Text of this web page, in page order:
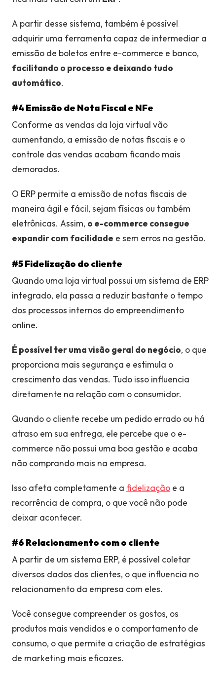
A partir desse sistema, também é possível
adquirir uma ferramenta capaz de intermediar a
emissão de boletos entre e-commerce e banco,
facilitando o processo e deixando tudo
automático.
#4 Emissão de Nota Fiscal e NFe
Conforme as vendas da loja virtual vão
aumentando, a emissão de notas fiscais e o
controle das vendas acabam ficando mais
demorados.
O ERP permite a emissão de notas fiscais de
maneira ágil e fácil, sejam físicas ou também
eletrônicas. Assim, o e-commerce consegue
expandir com facilidade e sem erros na gestão.
#5 Fidelização do cliente
Quando uma loja virtual possui um sistema de ERP
integrado, ela passa a reduzir bastante o tempo
dos processos internos do empreendimento
online.
É possível ter uma visão geral do negócio, o que
proporciona mais segurança e estimula o
crescimento das vendas. Tudo isso influencia
diretamente na relação com o consumidor.
Quando o cliente recebe um pedido errado ou há
atraso em sua entrega, ele percebe que o e-
commerce não possui uma boa gestão e acaba
não comprando mais na empresa.
Isso afeta completamente a fidelização e a
recorrência de compra, o que você não pode
deixar acontecer.
#6 Relacionamento com o cliente
A partir de um sistema ERP, é possível coletar
diversos dados dos clientes, o que influencia no
relacionamento da empresa com eles.
Você consegue compreender os gostos, os
produtos mais vendidos e o comportamento de
consumo, o que permite a criação de estratégias
de marketing mais eficazes.